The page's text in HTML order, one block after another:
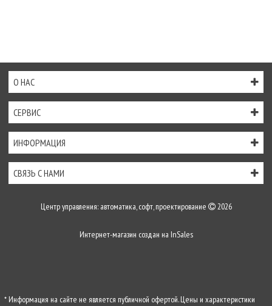
О НАС
СЕРВИС
ИНФОРМАЦИЯ
СВЯЗЬ С НАМИ
Центр управления: автоматика, софт, проектирование 2026
Интернет-магазин создан на InSales
* Информация на сайте не является публичной офертой. Цены и характеристики